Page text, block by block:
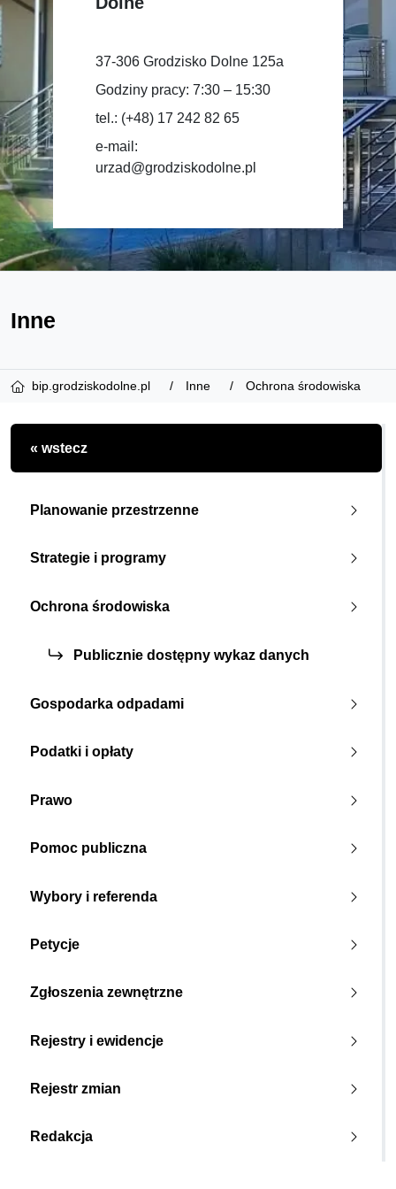
37-306 Grodzisko Dolne 125a
Godziny pracy: 7:30 – 15:30
tel.: (+48) 17 242 82 65
e-mail:
urzad@grodziskodolne.pl
Inne
bip.grodziskodolne.pl Inne Ochrona środowiska
« wstecz
Planowanie przestrzenne
Strategie i programy
Ochrona środowiska
Publicznie dostępny wykaz danych
Gospodarka odpadami
Podatki i opłaty
Prawo
Pomoc publiczna
Wybory i referenda
Petycje
Zgłoszenia zewnętrzne
Rejestry i ewidencje
Rejestr zmian
Redakcja